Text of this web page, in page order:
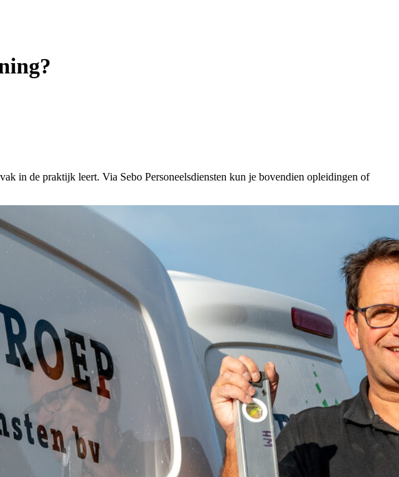
in de praktijk leert. Via Sebo Personeelsdiensten kun je bovendien opleidingen of